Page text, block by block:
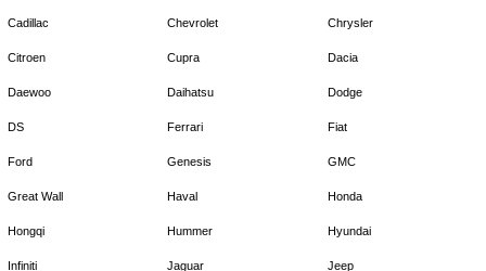
Cadillac Chevrolet Chrysler
Citroen Cupra Dacia
Daewoo Daihatsu Dodge
DS Ferrari Fiat
Ford Genesis GMC
Great Wall Haval Honda
Hongqi Hummer Hyundai
Infiniti Jaguar Jeep